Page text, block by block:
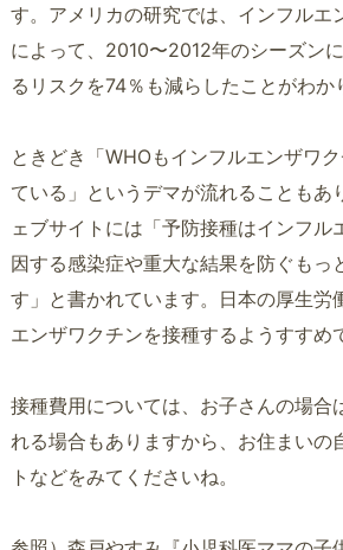
す。アメリカの研究では、インフルエ
によって、2010〜2012年のシーズン
るリスクを74％も減らしたことがわか
ときどき「WHOもインフルエンザワ
ている」というデマが流れることもあ
ェブサイトには「予防接種はインフル
因する感染症や重大な結果を防ぐもっ
す」と書かれています。日本の厚生労
エンザワクチンを接種するようすすめ
接種費用については、お子さんの場合
れる場合もありますから、お住まいの
トなどをみてくださいね。